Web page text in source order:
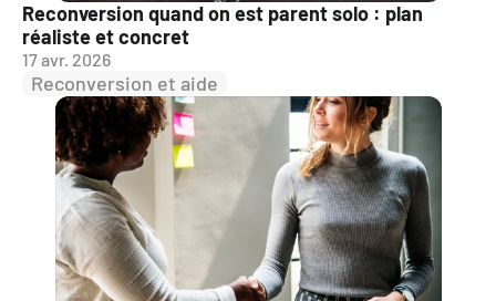
Reconversion quand on est parent solo : plan
réaliste et concret
17 avr. 2026
Reconversion et aide